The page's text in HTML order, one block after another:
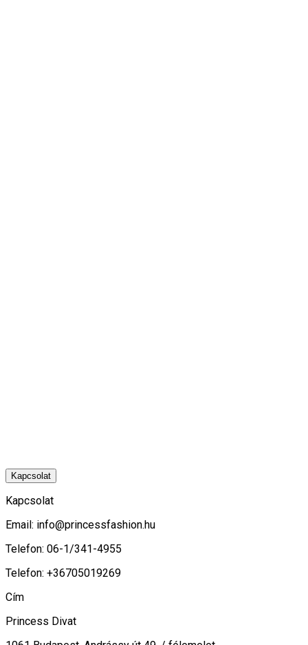
Kapcsolat
Kapcsolat
Email: info@princessfashion.hu
Telefon: 06-1/341-4955
Telefon: +36705019269
Cím
Princess Divat